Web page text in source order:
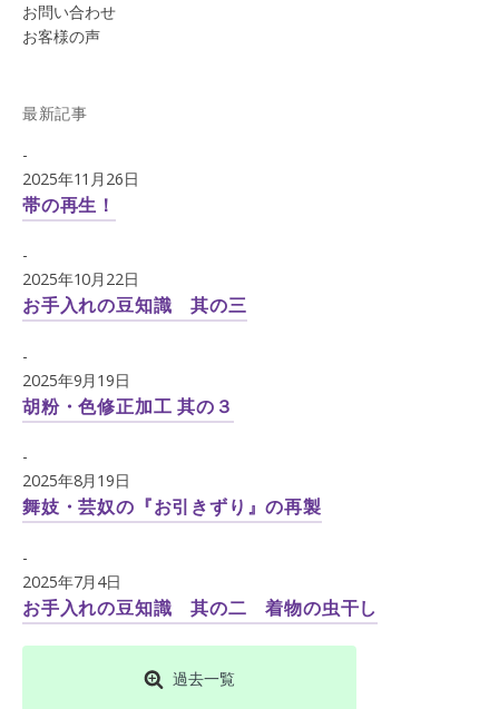
お問い合わせ
お客様の声
最新記事
-
2025年11月26日
帯の再生！
-
2025年10月22日
お手入れの豆知識 其の三
-
2025年9月19日
胡粉・色修正加工 其の３
-
2025年8月19日
舞妓・芸奴の『お引きずり』の再製
-
2025年7月4日
お手入れの豆知識 其の二 着物の虫干し
過去一覧